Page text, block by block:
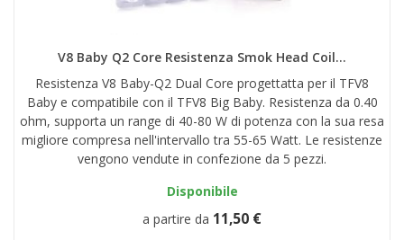
DICONO DI NOI
V8 Baby Q2 Core Resistenza Smok Head Coil...
Resistenza V8 Baby-Q2 Dual Core progettatta per il TFV8
Baby e compatibile con il TFV8 Big Baby. Resistenza da 0.40
ohm, supporta un range di 40-80 W di potenza con la sua resa
migliore compresa nell'intervallo tra 55-65 Watt. Le resistenze
vengono vendute in confezione da 5 pezzi.
Disponibile
a partire da 11,50 €